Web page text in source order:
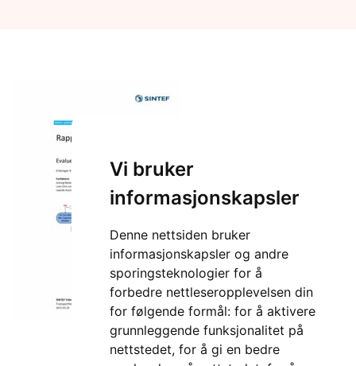
Vi bruker
informasjonskapsler
Denne nettsiden bruker
informasjonskapsler og andre
sporingsteknologier for å
forbedre nettleseropplevelsen din
for følgende formål: for å aktivere
grunnleggende funksjonalitet på
nettstedet, for å gi en bedre